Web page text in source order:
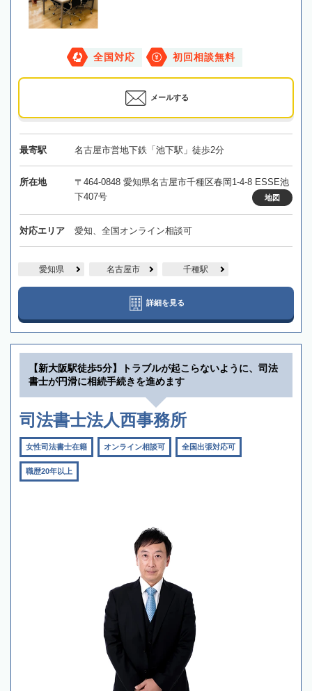
全国対応 初回相談無料
メールする
最寄駅 名古屋市営地下鉄「池下駅」徒歩2分
所在地
〒464-0848 愛知県名古屋市千種区春岡1-4-8 ESSE池
下407号
地図
対応エリア 愛知、全国オンライン相談可
愛知県 名古屋市 千種駅
詳細を見る
【新大阪駅徒歩5分】トラブルが起こらないように、司法
書士が円滑に相続手続きを進めます
司法書士法人西事務所
女性司法書士在籍 オンライン相談可 全国出張対応可
職歴20年以上